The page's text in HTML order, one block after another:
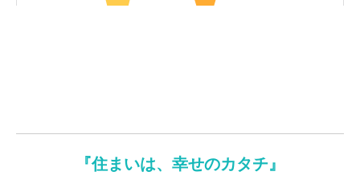
『住まいは、幸せのカタチ』